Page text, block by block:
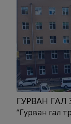
ГУРВАН
“Гурван гал